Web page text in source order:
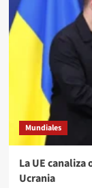
Mundiales
La UE canaliza
Ucrania